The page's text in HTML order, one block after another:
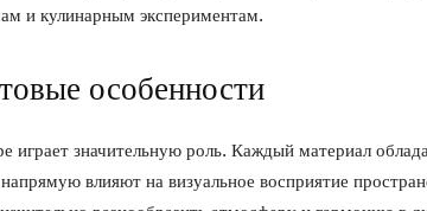
и кулинарным экспериментам.
особенности
играет значительную роль. Каждый материал
влияют на визуальное восприятие